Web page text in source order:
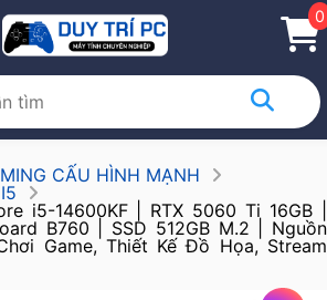
0
CẤU HÌNH MẠNH
i5-14600KF | RTX 5060 Ti 16GB |
B760 | SSD 512GB M.2 | Nguồn
Game, Thiết Kế Đồ Họa, Stream